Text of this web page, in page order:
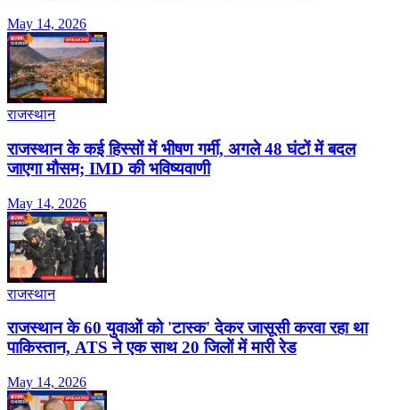
May 14, 2026
राजस्थान
राजस्थान के कई हिस्सों में भीषण गर्मी, अगले 48 घंटों में बदल
जाएगा मौसम; IMD की भविष्यवाणी
May 14, 2026
राजस्थान
राजस्थान के 60 युवाओं को 'टास्क' देकर जासूसी करवा रहा था
पाकिस्तान, ATS ने एक साथ 20 जिलों में मारी रेड
May 14, 2026